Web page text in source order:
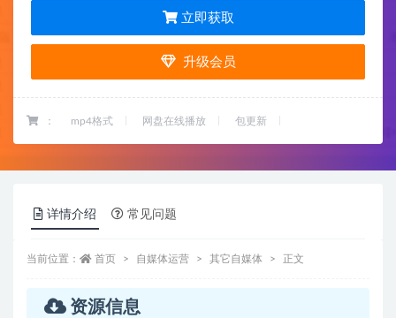
立即获取
升级会员
： mp4格式 网盘在线播放 包更新
详情介绍 常见问题
当前位置： 首页 自媒体运营 其它自媒体 正文
资源信息